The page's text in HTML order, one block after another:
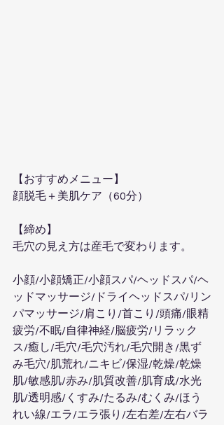
【おすすめメニュー】
顔脱毛＋美肌ケア（60分）
【締め】
毛穴の見え方は産毛で変わります。
小顔/小顔矯正/小顔スパ/ヘッドスパ/ヘ
ッドマッサージ/ドライヘッドスパ/リン
パマッサージ/肩こり/首こり/頭痛/眼精
疲労/不眠/自律神経/脳疲労/リラック
ス/癒し/毛穴/毛穴汚れ/毛穴開き/黒ず
み毛穴/肌荒れ/ニキビ/保湿/乾燥/乾燥
肌/敏感肌/赤み/肌質改善/肌育成/水光
肌/透明感/くすみ/たるみ/むくみ/ほう
れい線/エラ/エラ張り/左右差/左右バラ